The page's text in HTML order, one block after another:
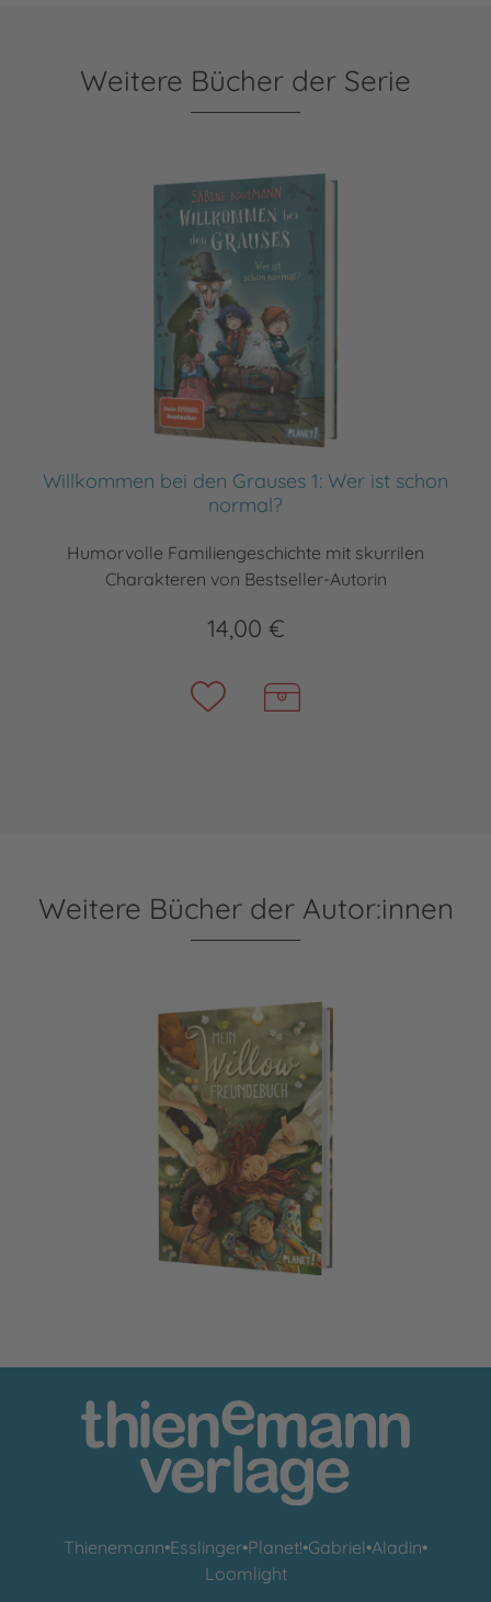
Weitere Bücher der Serie
Willkommen bei den Grauses 1: Wer ist schon
normal?
Humorvolle Familiengeschichte mit skurrilen
Charakteren von Bestseller-Autorin
14,00 €
Weitere Bücher der Autor:innen
Ein Mädchen namens Willow: Mein Willow-Freundebuch
Thienemann•Esslinger•Planet!•Gabriel•Aladin•
Loomlight